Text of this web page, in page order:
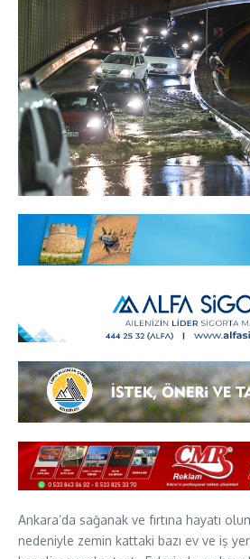
Ankara’da sağanak ve fırtına hayatı
nedeniyle zemin kattaki bazı ev ve iş